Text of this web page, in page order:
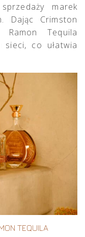
marek
Dając Crimston
Tequila
co ułatwia
TEQUILA